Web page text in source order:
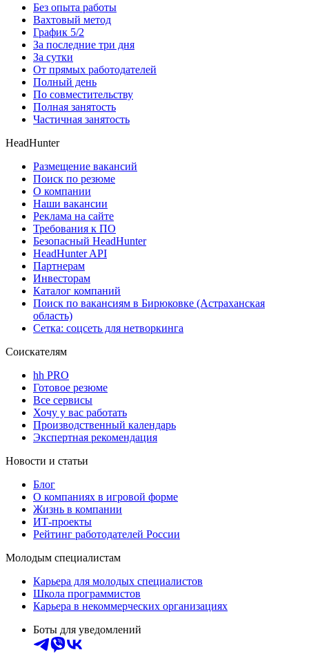
Без опыта работы
Вахтовый метод
График 5/2
За последние три дня
За сутки
От прямых работодателей
Полный день
По совместительству
Полная занятость
Частичная занятость
HeadHunter
Размещение вакансий
Поиск по резюме
О компании
Наши вакансии
Реклама на сайте
Требования к ПО
Безопасный HeadHunter
HeadHunter API
Партнерам
Инвесторам
Каталог компаний
Поиск по вакансиям в Бирюковке (Астраханская
область)
Сетка: соцсеть для нетворкинга
Соискателям
hh PRO
Готовое резюме
Все сервисы
Хочу у вас работать
Производственный календарь
Экспертная рекомендация
Новости и статьи
Блог
О компаниях в игровой форме
Жизнь в компании
ИТ-проекты
Рейтинг работодателей России
Молодым специалистам
Карьера для молодых специалистов
Школа программистов
Карьера в некоммерческих организациях
Боты для уведомлений